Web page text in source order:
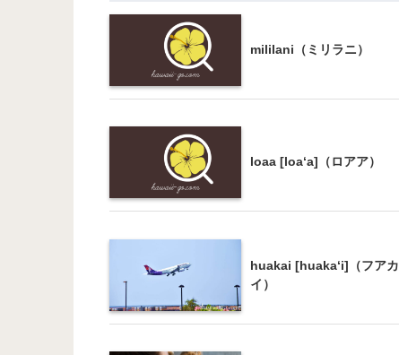
mililani（ミリラニ）
loaa [loa‘a]（ロアア）
huakai [huaka‘i]（フアカ
イ）